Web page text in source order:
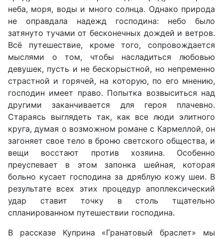
неба, моря, воды и много солнца. Однако природа
не оправдала надежд господина: небо было
затянуто тучами от бесконечных дождей и ветров.
Всё путешествие, кроме того, сопровождается
мыслями о том, чтобы насладиться любовью
девушек, пусть и не бескорыстной, но непременно
страстной и горячей, на которую, по его мнению,
господин имеет право. Попытка возвыситься над
другими заканчивается для героя плачевно.
Стараясь выглядеть так, как все люди элитного
круга, думая о возможном романе с Кармеллой, он
загоняет свое тело в броню светского общества, и
вещи восстают против хозяина. Особенно
преуспевает в этом запонка шейная, которая
больно кусает господина за дряблую кожу шеи. В
результате всех этих процедур апоплексический
удар ставит точку в столь тщательно
спланированном путешествии господина.
В рассказе Куприна «Гранатовый браслет» мы